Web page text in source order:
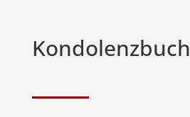
Kondolenzbuch